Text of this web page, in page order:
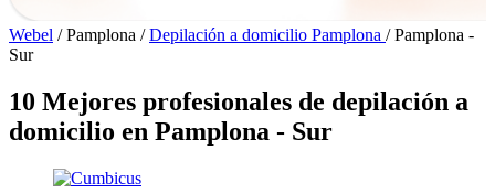
Webel / Pamplona / Depilación a domicilio Pamplona / Pamplona -
Sur
10 Mejores profesionales de depilación a
domicilio en Pamplona - Sur